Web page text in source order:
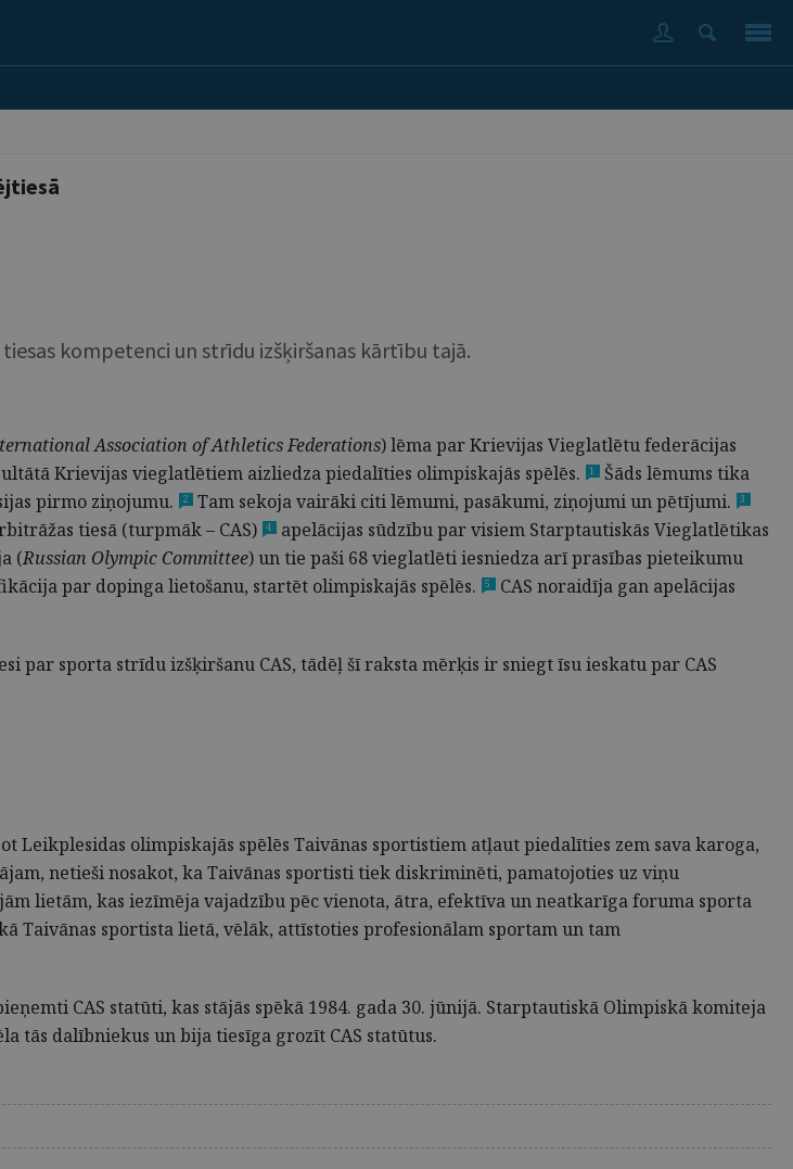
kompetenci un strīdu izšķiršanas kārtību tajā.
Association of Athletics Federations) lēma par Krievijas Vieglatlētu federācijas
Krievijas vieglatlētiem aizliedza piedalīties olimpiskajās spēlēs. 1
Šāds lēmums tika
pirmo ziņojumu.
2 Tam sekoja vairāki citi lēmumi, pasākumi, ziņojumi un pētījumi. 3
tiesā (turpmāk – CAS) 4
apelācijas sūdzību par visiem Starptautiskās Vieglatlētikas
(Russian Olympic Committee) un tie paši 68 vieglatlēti iesniedza arī prasības pieteikumu
par dopinga lietošanu, startēt olimpiskajās spēlēs.
5
CAS noraidīja gan apelācijas
sporta strīdu izšķiršanu CAS, tādēļ šī raksta mērķis ir sniegt īsu ieskatu par CAS
Leikplesidas olimpiskajās spēlēs Taivānas sportistiem atļaut piedalīties zem sava karoga,
netieši nosakot, ka Taivānas sportisti tiek diskriminēti, pamatojoties uz viņu
lietām, kas iezīmēja vajadzību pēc vienota, ātra, efektīva un neatkarīga foruma sporta
Taivānas sportista lietā, vēlāk, attīstoties profesionālam sportam un tam
CAS statūti, kas stājās spēkā 1984. gada 30. jūnijā. Starptautiskā Olimpiskā komiteja
tās dalībniekus un bija tiesīga grozīt CAS statūtus.